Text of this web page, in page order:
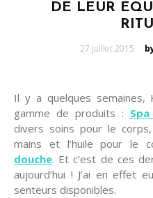
DE LEUR
Posted
27 juillet 2015
Il y a quelques semaines,
gamme de produits :
divers soins pour le
mains et l’huile pour le
douche. Et c’est de ces
aujourd’hui ! J’ai en effet
senteurs disponibles.